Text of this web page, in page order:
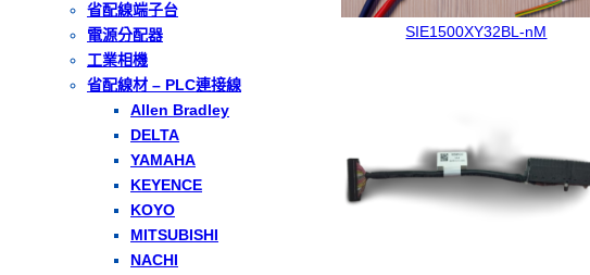
省配線端子台
電源分配器
工業相機
省配線材 – PLC連接線
Allen Bradley
DELTA
YAMAHA
KEYENCE
KOYO
MITSUBISHI
NACHI
SIE1500XY32BL-nM